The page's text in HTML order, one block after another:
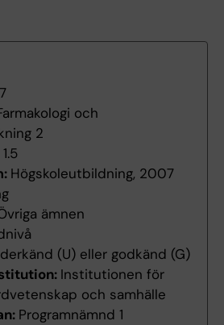
och
2
1.5
Högskoleutbildning, 2007
ämnen
(U) eller godkänd (G)
Institutionen för
och samhälle
Programnämnd 1